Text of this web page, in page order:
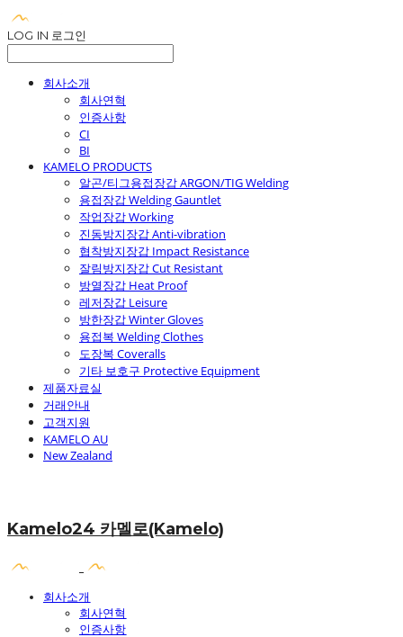
LOG IN 로그인
회사소개
회사연혁
인증사항
CI
BI
KAMELO PRODUCTS
알곤/티그용접장갑 ARGON/TIG Welding
용접장갑 Welding Gauntlet
작업장갑 Working
진동방지장갑 Anti-vibration
협착방지장갑 Impact Resistance
잘림방지장갑 Cut Resistant
방열장갑 Heat Proof
레저장갑 Leisure
방한장갑 Winter Gloves
용접복 Welding Clothes
도장복 Coveralls
기타 보호구 Protective Equipment
제품자료실
거래안내
고객지원
KAMELO AU
New Zealand
Kamelo24 카멜로(Kamelo)
회사소개
회사연혁
인증사항